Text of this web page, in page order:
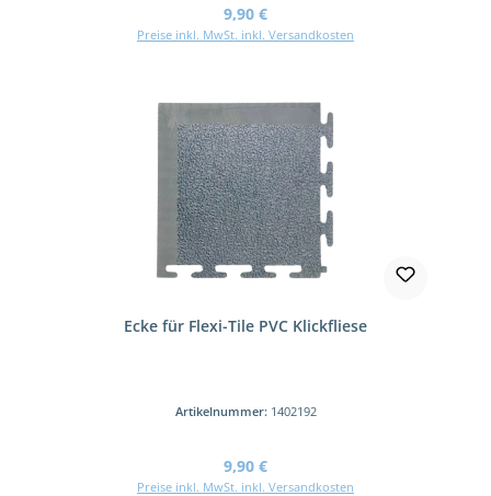
Regulärer Preis:
9,90 €
Preise inkl. MwSt. inkl. Versandkosten
Ecke für Flexi-Tile PVC Klickfliese
Artikelnummer: 1402192
Regulärer Preis:
9,90 €
Preise inkl. MwSt. inkl. Versandkosten